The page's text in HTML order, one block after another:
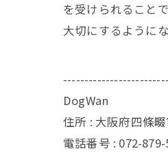
を受けられること
大切にするように
DogWan
住所 : 大阪府四條
電話番号 : 072-